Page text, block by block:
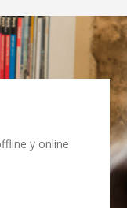
y online